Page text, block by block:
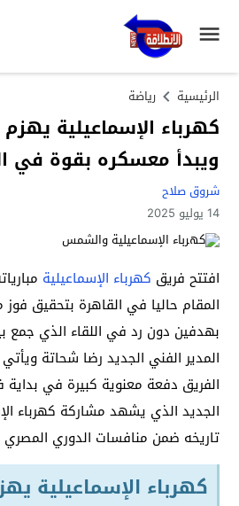
الرئيسية رياضة
كهرباء الإسماعيلية
ويبدأ معسكره بقوة في
شروق صلاح
14 يوليو 2025
افتتح فريق كهرباء الإسماعيلية
المقام حاليا في القاهرة بتحقيق
بهدفين دون رد في اللقاء الذي جمع
المدير الفني الجديد رضا شحاتة ويأتي
الفريق دفعة معنوية كبيرة في بداية
الجديد الذي يشهد مشاركة كهرباء
تاريخه ضمن منافسات الدوري المصري
كهرباء الإسماعيلية